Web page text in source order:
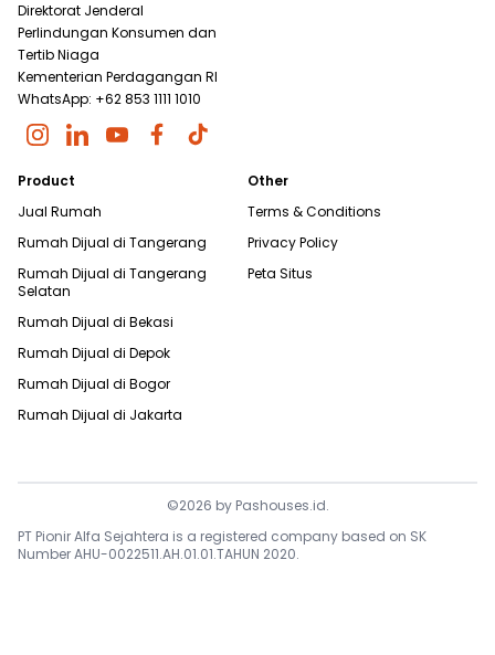
Direktorat Jenderal
Perlindungan Konsumen dan
Tertib Niaga
Kementerian Perdagangan RI
WhatsApp: +62 853 1111 1010
Product
Jual Rumah
Rumah Dijual di Tangerang
Rumah Dijual di Tangerang
Selatan
Rumah Dijual di Bekasi
Rumah Dijual di Depok
Rumah Dijual di Bogor
Rumah Dijual di Jakarta
Other
Terms & Conditions
Privacy Policy
Peta Situs
©2026 by Pashouses.id.
PT Pionir Alfa Sejahtera is a registered company based on SK
Number AHU-0022511.AH.01.01.TAHUN 2020.